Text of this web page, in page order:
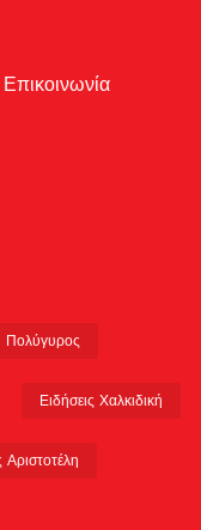
Επικοινωνία
Πολύγυρος
Ειδήσεις Χαλκιδική